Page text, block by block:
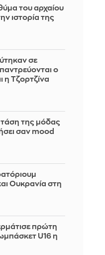
του αρχαίου
ιστορία της
σε
ο
η Τζορτζίνα
της μόδας
σαν mood
Ουκρανία στη
πρώτη
U16 η